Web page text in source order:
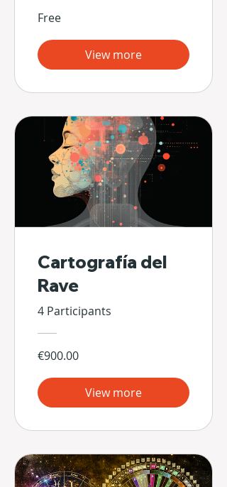
Free
View more
Cartografía del
Rave
4 Participants
€900.00
View more